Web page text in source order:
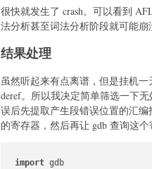
if
return js_files
def prepare_corpus
selected_files =
print(f"Copying {len
    existing_names =
set()
name, ext =
很快就发生了 crash。可以看到
法分析甚至词法分析阶段就可能崩
结果处理
虽然听起来有点离谱，但是挂机一
deref。所以我决定简单筛选一下无
误后先提取产生段错误位置的汇编
的寄存器，然后再让 gdb 查询这
import